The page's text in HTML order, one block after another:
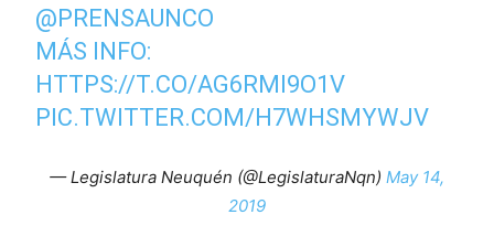
@PRENSAUNCO
MÁS INFO:
HTTPS://T.CO/AG6RMI9O1V
PIC.TWITTER.COM/H7WHSMYWJV
— Legislatura Neuquén (@LegislaturaNqn) May 14,
2019